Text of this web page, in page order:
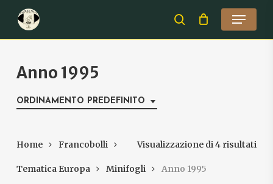
main
search
Menu
Anno 1995
ORDINAMENTO PREDEFINITO
Visualizzazione di 4 risultati
Home Francobolli
Tematica Europa Minifogli Anno 1995
Close